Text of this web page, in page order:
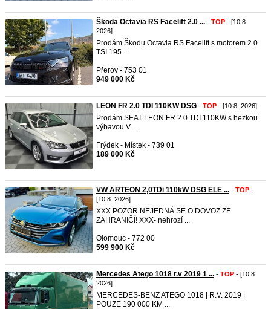
Škoda Octavia RS Facelift 2.0 ... - TOP - [10.8.
2026]
Prodám Škodu Octavia RS Facelift s motorem 2.0
TSI 195 ...
Přerov - 753 01
949 000 Kč
LEON FR 2.0 TDI 110KW DSG - TOP - [10.8. 2026]
Prodám SEAT LEON FR 2.0 TDI 110KW s hezkou
výbavou V ...
Frýdek - Místek - 739 01
189 000 Kč
VW ARTEON 2,0TDi 110kW DSG ELE ... - TOP -
[10.8. 2026]
XXX POZOR NEJEDNÁ SE O DOVOZ ZE
ZAHRANIČÍ! XXX- nehrozí ...
Olomouc - 772 00
599 900 Kč
Mercedes Atego 1018 r.v 2019 1 ... - TOP - [10.8.
2026]
MERCEDES-BENZ ATEGO 1018 | R.V. 2019 |
POUZE 190 000 KM ...